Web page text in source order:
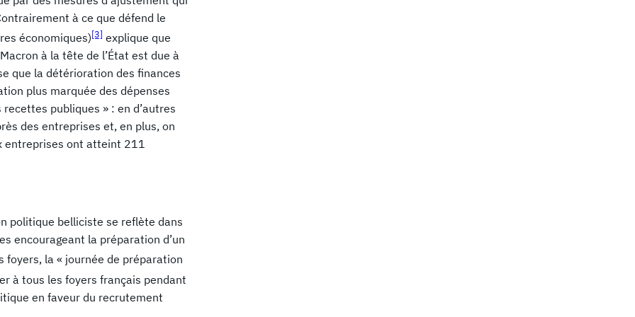
à ce que défend le
économiques)[3] explique que
à la tête de l’État est due à
que la détérioration des finances
plus marquée des dépenses
publiques » : en d’autres
des entreprises et, en plus, on
entreprises ont atteint 211
politique belliciste se reflète dans
encourageant la préparation d’un
la « journée de préparation
à tous les foyers français pendant
en faveur du recrutement